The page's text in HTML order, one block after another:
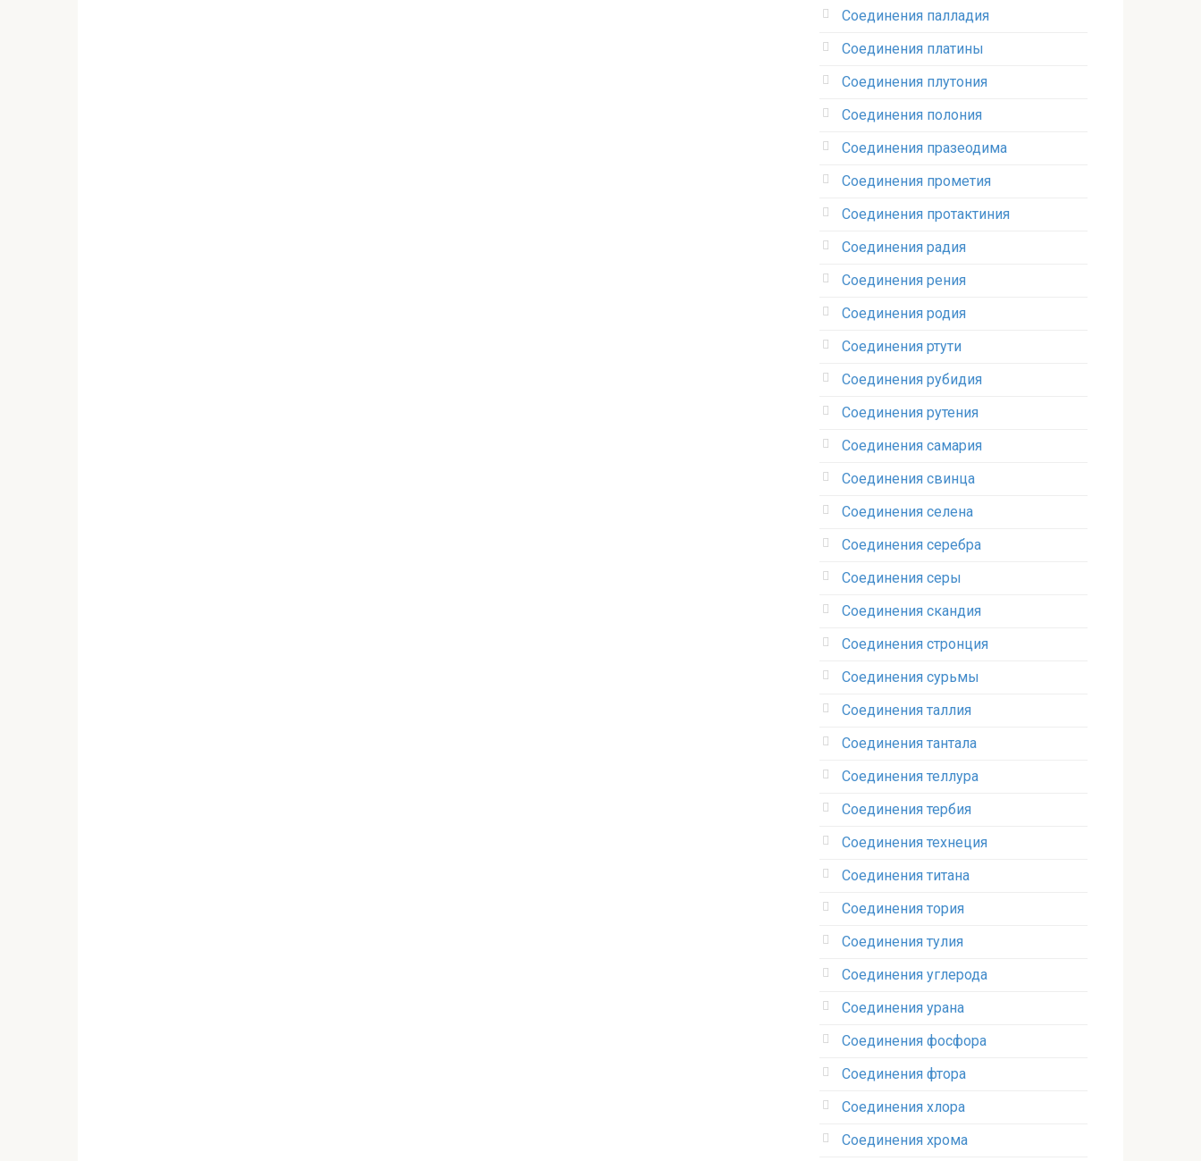
Соединения палладия‎
Соединения платины‎
Соединения плутония‎
Соединения полония‎
Соединения празеодима‎
Соединения прометия‎
Соединения протактиния‎
Соединения радия‎
Соединения рения‎
Соединения родия‎
Соединения ртути‎
Соединения рубидия‎
Соединения рутения‎
Соединения самария‎
Соединения свинца‎
Соединения селена‎
Соединения серебра‎
Соединения серы‎
Соединения скандия
Соединения стронция‎
Соединения сурьмы
Соединения таллия‎
Соединения тантала‎
Соединения теллура‎
Соединения тербия‎
Соединения технеция‎
Соединения титана
Соединения тория‎
Соединения тулия‎
Соединения углерода‎
Соединения урана‎
Соединения фосфора‎
Соединения фтора‎
Соединения хлора‎
Соединения хрома‎